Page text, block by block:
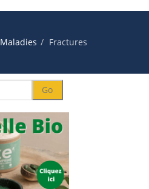
Maladies Fractures